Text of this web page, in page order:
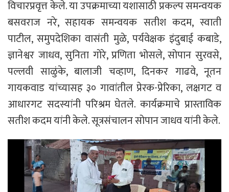
विचारप्रवृत्त केले. या उपक्रमाच्या यशासाठी प्रकल्प समन्वयक
बसवराज नरे, सहायक समन्वयक सतीश कदम, स्वाती
पाटील, समुपदेशिका वासंती मुळे, पर्यवेक्षक इंदुबाई कबाडे,
ज्ञानेश्वर जाधव, सुनिता गोरे, प्रणिता भोसले, सोपान सुरवसे,
पल्लवी साळुंके, बालाजी चव्हाण, दिनकर गाढवे, नूतन
गायकवाड यांच्यासह ३० गावांतील प्रेरक-प्रेरिका, लक्षगट व
आधारगट सदस्यांनी परिश्रम घेतले. कार्यक्रमाचे प्रास्ताविक
सतीश कदम यांनी केले. सूत्रसंचालन सोपान जाधव यांनी केले.